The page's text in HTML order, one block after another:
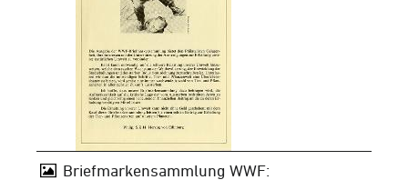
Briefmarkensammlung WWF: